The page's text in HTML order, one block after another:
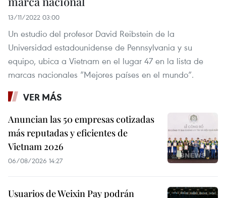
13/11/2022 03:00
Un estudio del profesor David Reibstein de la
Universidad estadounidense de Pennsylvania y su
equipo, ubica a Vietnam en el lugar 47 en la lista de
marcas nacionales “Mejores países en el mundo”.
VER MÁS
Anuncian las 50 empresas cotizadas
más reputadas y eficientes de
Vietnam 2026
06/08/2026 14:27
Usuarios de Weixin Pay podrán